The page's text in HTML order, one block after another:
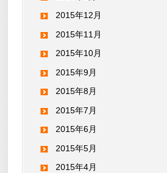
2015年12月
2015年11月
2015年10月
2015年9月
2015年8月
2015年7月
2015年6月
2015年5月
2015年4月